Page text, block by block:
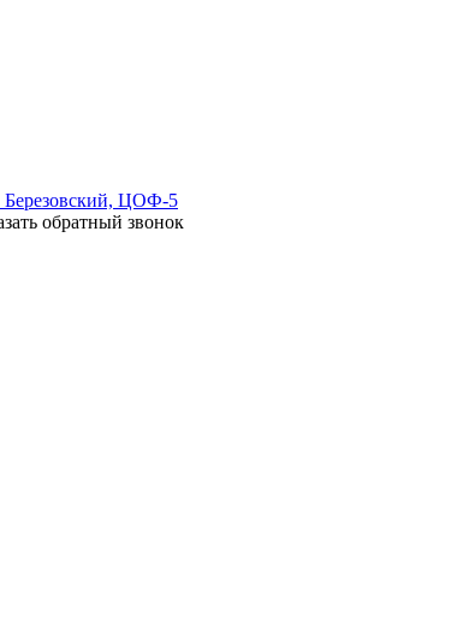
Березовский, ЦОФ-5
обратный звонок